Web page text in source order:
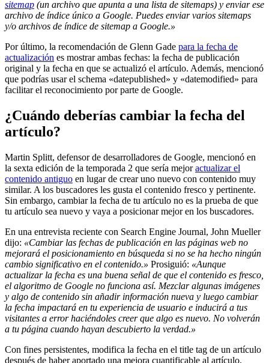
sitemap (un archivo que apunta a una lista de sitemaps) y enviar ese
archivo de índice único a Google. Puedes enviar varios sitemaps
y/o archivos de índice de sitemap a Google.»
Por último, la recomendación de Glenn Gade para la fecha de
actualización es mostrar ambas fechas: la fecha de publicación
original y la fecha en que se actualizó el artículo. Además, mencionó
que podrías usar el schema «datepublished» y «datemodified» para
facilitar el reconocimiento por parte de Google.
¿Cuándo deberías cambiar la fecha del
artículo?
Martin Splitt, defensor de desarrolladores de Google, mencionó en
la sexta edición de la temporada 2 que sería mejoractualizar el
contenido antiguo en lugar de crear uno nuevo con contenido muy
similar. A los buscadores les gusta el contenido fresco y pertinente.
Sin embargo, cambiar la fecha de tu artículo no es la prueba de que
tu artículo sea nuevo y vaya a posicionar mejor en los buscadores.
En una entrevista reciente con Search Engine Journal, John Mueller
dijo: «Cambiar las fechas de publicación en las páginas web no
mejorará el posicionamiento en búsqueda si no se ha hecho ningún
cambio significativo en el contenido.» Prosiguió: «Aunque
actualizar la fecha es una buena señal de que el contenido es fresco,
el algoritmo de Google no funciona así. Mezclar algunas imágenes
y algo de contenido sin añadir información nueva y luego cambiar
la fecha impactará en tu experiencia de usuario e inducirá a tus
visitantes a error haciéndoles creer que algo es nuevo. No volverán
a tu página cuando hayan descubierto la verdad.»
Con fines persistentes, modifica la fecha en el title tag de un artículo
después de haber aportado una mejora cuantificable al artículo.